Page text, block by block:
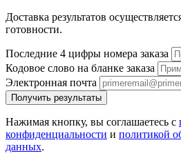
Доставка результатов
готовности.
Последние 4 цифры номера заказа
Кодовое слово на бланке заказа
Электронная почта
Получить результаты
Нажимая кнопку, вы соглашаетесь с
конфиденциальности и политикой
данных.